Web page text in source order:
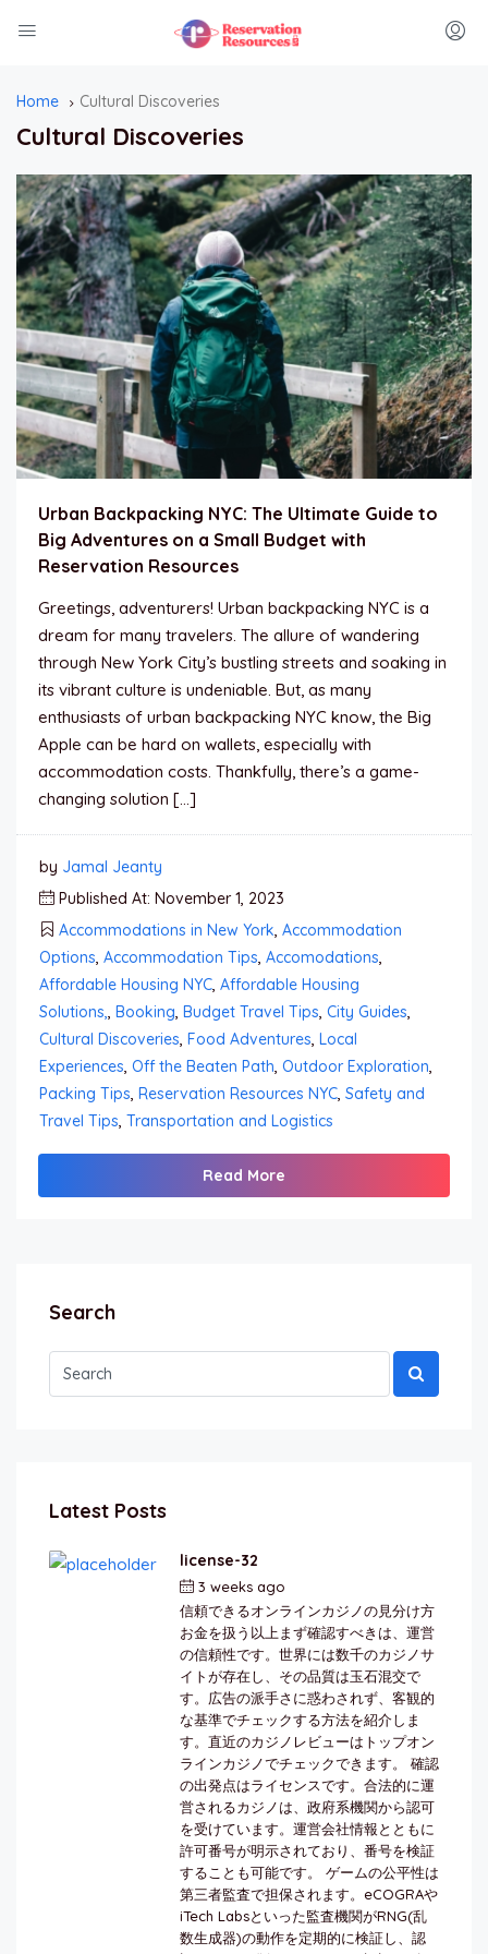
Home Cultural Discoveries
Cultural Discoveries
Urban Backpacking NYC: The Ultimate Guide to
Big Adventures on a Small Budget with
Reservation Resources
Greetings, adventurers! Urban backpacking NYC is a
dream for many travelers. The allure of wandering
through New York City’s bustling streets and soaking in
its vibrant culture is undeniable. But, as many
enthusiasts of urban backpacking NYC know, the Big
Apple can be hard on wallets, especially with
accommodation costs. Thankfully, there’s a game-
changing solution […]
by Jamal Jeanty
Published At: November 1, 2023
Accommodations in New York, Accommodation
Options, Accommodation Tips, Accomodations,
Affordable Housing NYC, Affordable Housing
Solutions,, Booking, Budget Travel Tips, City Guides,
Cultural Discoveries, Food Adventures, Local
Experiences, Off the Beaten Path, Outdoor Exploration,
Packing Tips, Reservation Resources NYC, Safety and
Travel Tips, Transportation and Logistics
Read More
Search
Latest Posts
license-32
3 weeks ago
信頼できるオンラインカジノの見分け方
お金を扱う以上まず確認すべきは、運営
の信頼性です。世界には数千のカジノサ
イトが存在し、その品質は玉石混交で
す。広告の派手さに惑わされず、客観的
な基準でチェックする方法を紹介しま
す。直近のカジノレビューはトップオン
ラインカジノでチェックできます。 確認
の出発点はライセンスです。合法的に運
営されるカジノは、政府系機関から認可
を受けています。運営会社情報とともに
許可番号が明示されており、番号を検証
することも可能です。 ゲームの公平性は
第三者監査で担保されます。eCOGRAや
iTech Labsといった監査機関がRNG(乱
数生成器)の動作を定期的に検証し、認